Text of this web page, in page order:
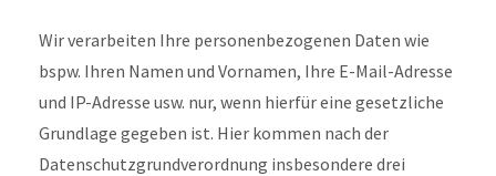
Wir verarbeiten Ihre personenbezogenen Daten wie
bspw. Ihren Namen und Vornamen, Ihre E-Mail-Adresse
und IP-Adresse usw. nur, wenn hierfür eine gesetzliche
Grundlage gegeben ist. Hier kommen nach der
Datenschutzgrundverordnung insbesondere drei